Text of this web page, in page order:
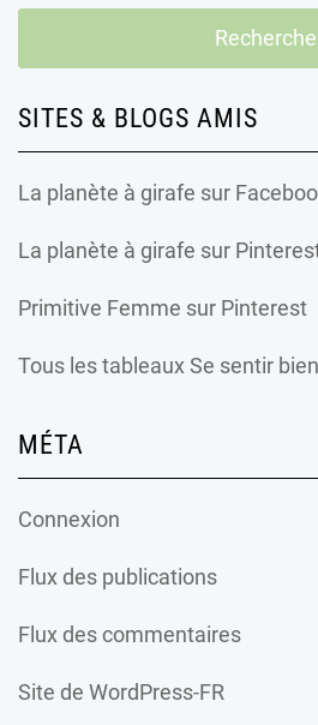
SITES & BLOGS AMIS
La planète à girafe sur
La planète à girafe sur
Primitive Femme sur Pinterest
Tous les tableaux Se sentir
MÉTA
Connexion
Flux des publications
Flux des commentaires
Site de WordPress-FR